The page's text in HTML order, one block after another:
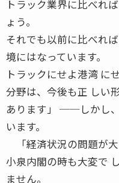
トラック業界に比べれ
ょう。
それでも以前に比べれ
境にはなっています。
トラックにせよ港湾 に
分野は、今後も正 しい
あります」 ──しかし
います。
「経済状況の問題が大
小泉内閣の時も大変で
ません。